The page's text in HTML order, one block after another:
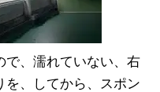
で、濡れていない、右
を、してから、スポン